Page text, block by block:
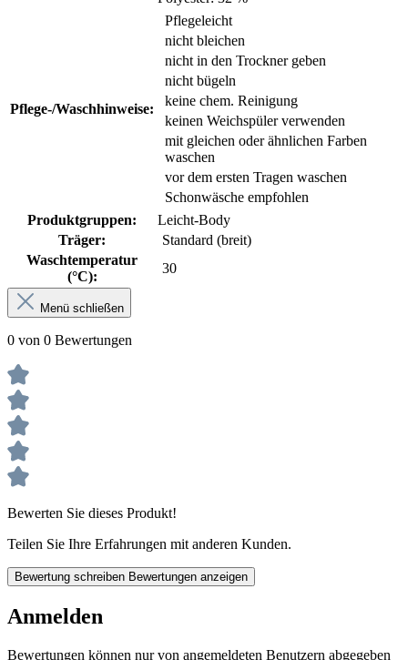
Pflege-/Waschhinweise:
Pflegeleicht
nicht bleichen
nicht in den Trockner geben
nicht bügeln
keine chem. Reinigung
keinen Weichspüler verwenden
mit gleichen oder ähnlichen Farben
waschen
vor dem ersten Tragen waschen
Schonwäsche empfohlen
Produktgruppen:
Leicht-Body
Träger:
Standard (breit)
Waschtemperatur
(°C):
30
Menü schließen
0 von 0 Bewertungen
Bewerten Sie dieses Produkt!
Teilen Sie Ihre Erfahrungen mit anderen Kunden.
Bewertung schreiben Bewertungen anzeigen
Anmelden
Bewertungen können nur von angemeldeten Benutzern abgegeben